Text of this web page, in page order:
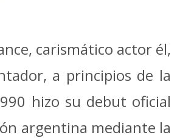
carismático actor él,
a principios de la
hizo su debut oficial
argentina mediante la